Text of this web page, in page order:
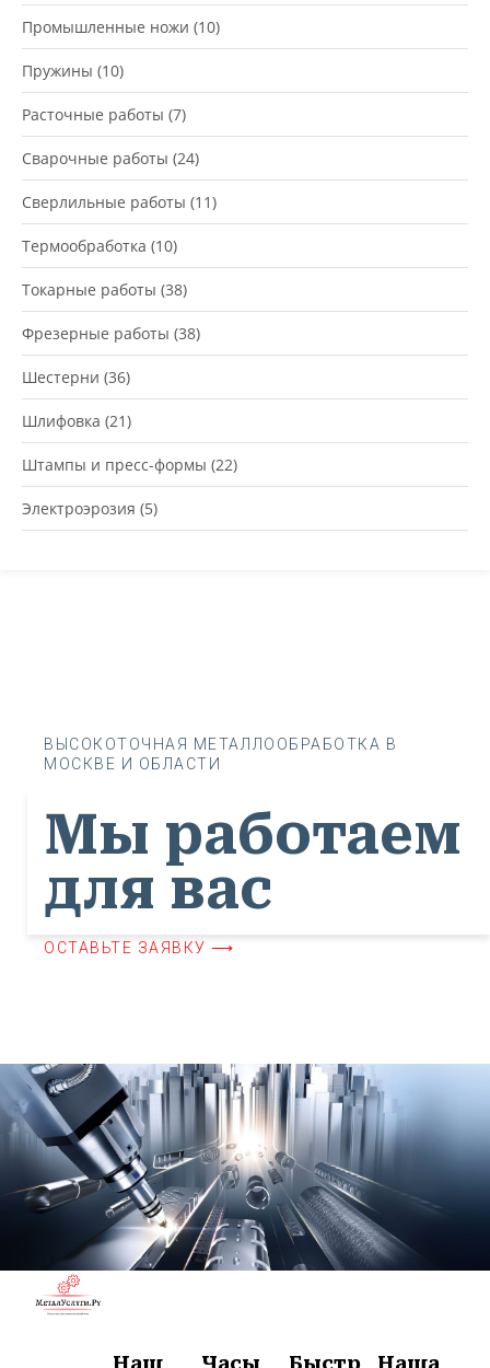
Промышленные ножи (10)
Пружины (10)
Расточные работы (7)
Сварочные работы (24)
Сверлильные работы (11)
Термообработка (10)
Токарные работы (38)
Фрезерные работы (38)
Шестерни (36)
Шлифовка (21)
Штампы и пресс-формы (22)
Электроэрозия (5)
ВЫСОКОТОЧНАЯ МЕТАЛЛООБРАБОТКА В
МОСКВЕ И ОБЛАСТИ
Мы работаем
для вас
ОСТАВЬТЕ ЗАЯВКУ ⟶